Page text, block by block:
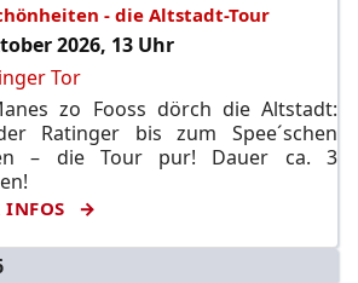
- die Altstadt-Tour
2026, 13 Uhr
Tor
zo Fooss dörch die Altstadt:
Ratinger bis zum Spee´schen
– die Tour pur! Dauer ca. 3
INFOS